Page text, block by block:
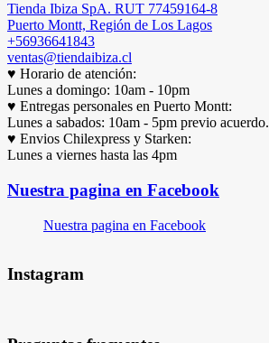
Tienda Ibiza SpA. RUT 77459164-8
Puerto Montt, Región de Los Lagos
+56936641843
ventas@tiendaibiza.cl
♥ Horario de atención:
Lunes a domingo: 10am - 10pm
♥ Entregas personales en Puerto Montt:
Lunes a sabados: 10am - 5pm previo acuerdo.
♥ Envios Chilexpress y Starken:
Lunes a viernes hasta las 4pm
Nuestra pagina en Facebook
Nuestra pagina en Facebook
Instagram